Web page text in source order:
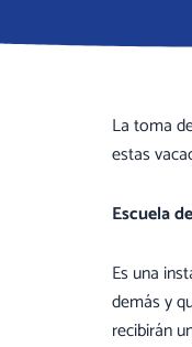
La toma
estas
Escuela
Es una
demás y
recibirán